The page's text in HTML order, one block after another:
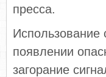
пресса.
Использование
появлении
загорание